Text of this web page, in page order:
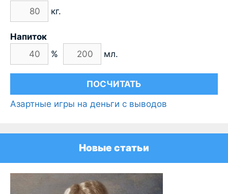
кг.
Напиток
%
мл.
Азартные игры на деньги с выводов
Новые статьи